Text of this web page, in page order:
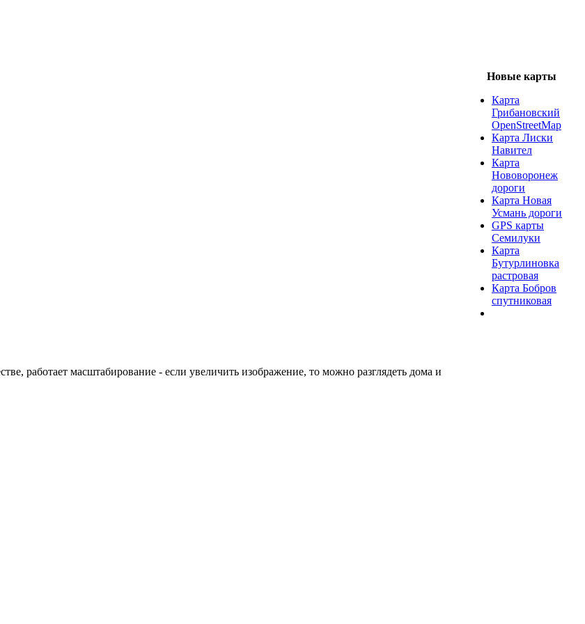
работает масштабирование - если увеличить изображение, то можно разглядеть дома и
Новые карты
Карта
Грибановский
OpenStreetMap
Карта Лиски
Навител
Карта
Нововоронеж
дороги
Карта Новая
Усмань дороги
GPS карты
Семилуки
Карта
Бутурлиновка
растровая
Карта Бобров
спутниковая